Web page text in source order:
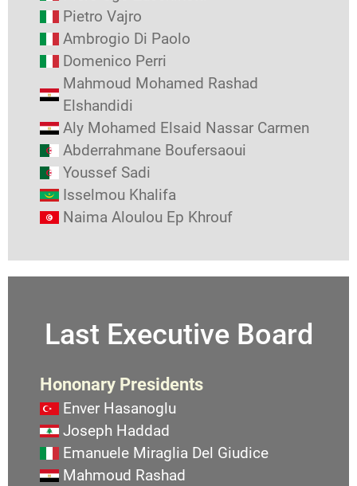
Pietro Vajro
Ambrogio Di Paolo
Domenico Perri
Mahmoud Mohamed Rashad
Elshandidi
Aly Mohamed Elsaid Nassar Carmen
Abderrahmane Boufersaoui
Youssef Sadi
Isselmou Khalifa
Naima Aloulou Ep Khrouf
Last Executive Board
Hononary Presidents
Enver Hasanoglu
Joseph Haddad
Emanuele Miraglia Del Giudice
Mahmoud Rashad